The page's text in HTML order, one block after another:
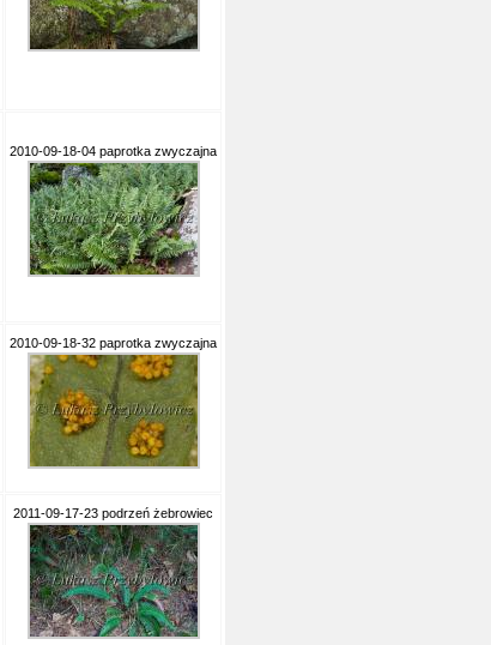
2010-09-18-04 paprotka zwyczajna
2010-09-18-32 paprotka zwyczajna
2011-09-17-23 podrzeń żebrowiec